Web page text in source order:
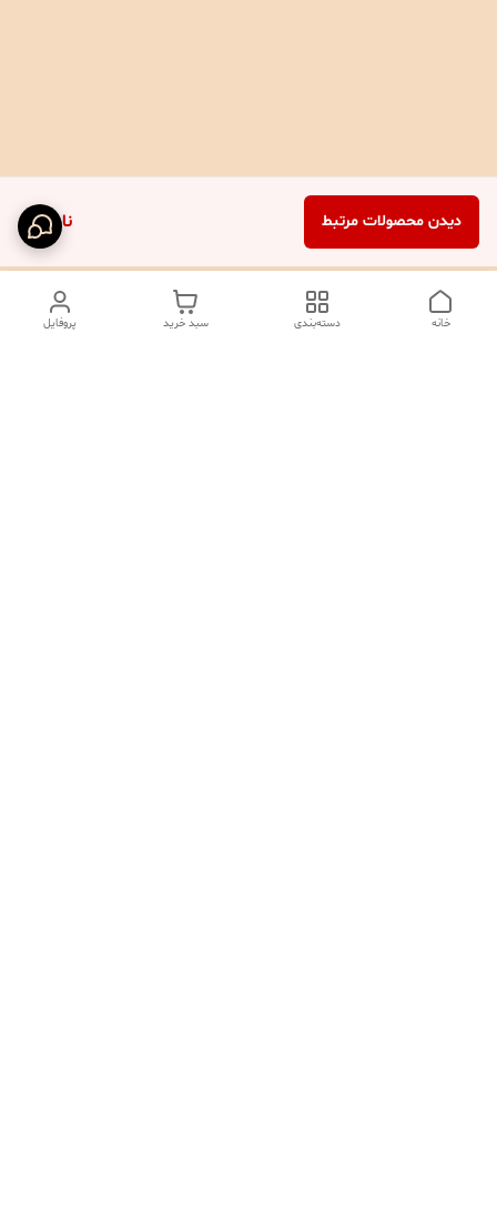
ناموجود دیدن محصولات مرتبط
پروفایل سبد خرید دسته‌بندی خانه